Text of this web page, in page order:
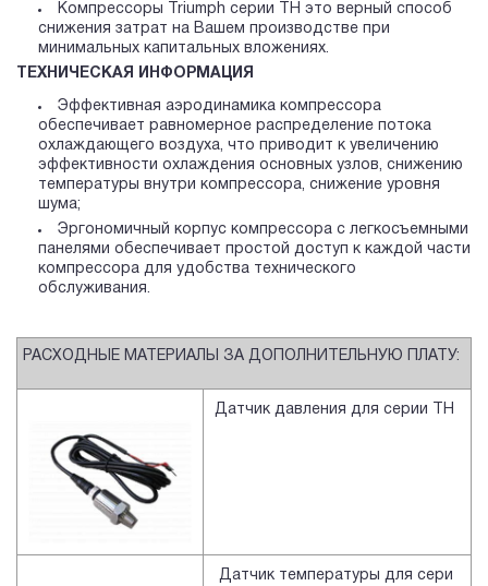
Компрессоры Triumph серии TH это верный способ
снижения затрат на Вашем производстве при
минимальных капитальных вложениях.
ТЕХНИЧЕСКАЯ ИНФОРМАЦИЯ
Эффективная аэродинамика компрессора
обеспечивает равномерное распределение потока
охлаждающего воздуха, что приводит к увеличению
эффективности охлаждения основных узлов, снижению
температуры внутри компрессора, снижение уровня
шума;
Эргономичный корпус компрессора с легкосъемными
панелями обеспечивает простой доступ к каждой части
компрессора для удобства технического
обслуживания.
РАСХОДНЫЕ МАТЕРИАЛЫ ЗА ДОПОЛНИТЕЛЬНУЮ ПЛАТУ:
Датчик давления для серии TH
Датчик температуры для сери